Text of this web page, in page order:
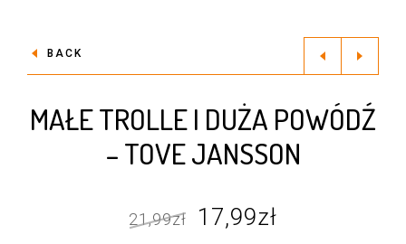
BACK
MAŁE TROLLE I DUŻA POWÓDŹ
– TOVE JANSSON
21,99zł
Pierwotna
17,99zł